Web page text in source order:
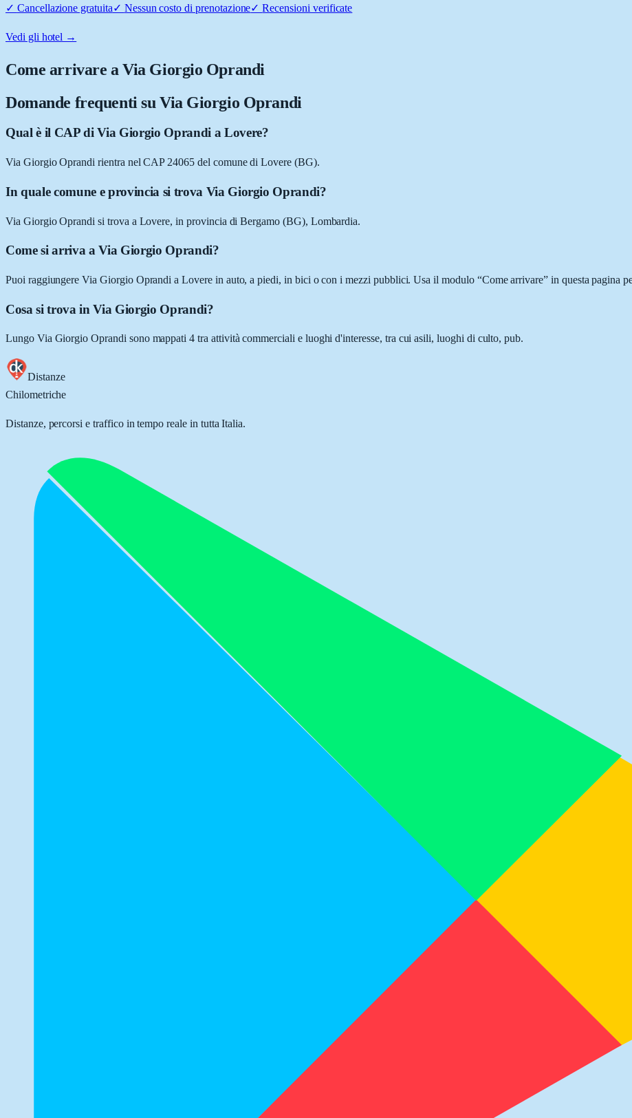
✓ Cancellazione gratuita✓ Nessun costo di prenotazione✓Recensioni verificate
Vedi gli hotel →
Come arrivare aVia Giorgio Oprandi
Domande frequenti su Via Giorgio Oprandi
Qual è il CAP di Via Giorgio Oprandi a Lovere?
Via Giorgio Oprandi rientra nel CAP 24065 del comune di Lovere (BG).
In quale comune e provincia si trova Via Giorgio Oprandi?
Via Giorgio Oprandi si trova a Lovere, in provincia di Bergamo (BG), Lombardia.
Come si arriva a Via Giorgio Oprandi?
Puoi raggiungere Via Giorgio Oprandi a Lovere in auto, a piedi, in bici o con i mezzi pubblici. Usa il modulo “Come arrivare” in questa pagina
Cosa si trova in Via Giorgio Oprandi?
Lungo Via Giorgio Oprandi sono mappati 4 tra attività commerciali e luoghi d'interesse, tra cui asili, luoghi di culto, pub.
Distanze
Chilometriche
Distanze, percorsi e traffico in tempo reale in tutta Italia.